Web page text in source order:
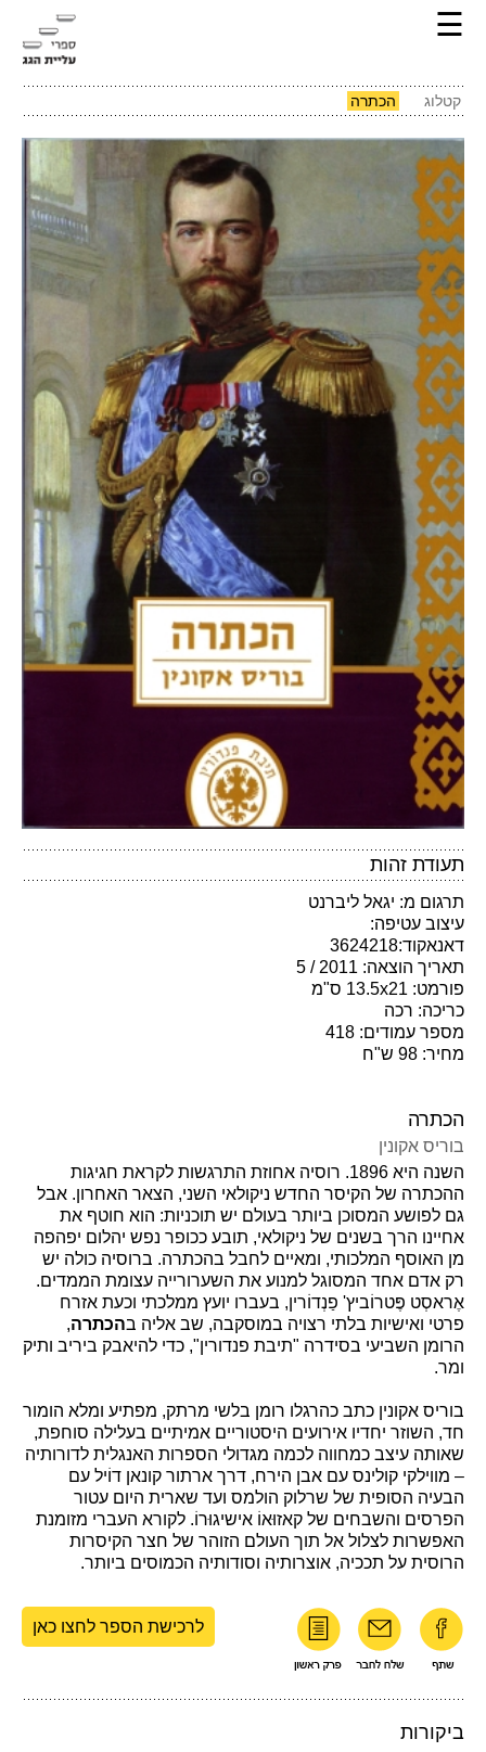
☰
קטלוג הכתרה
תעודת זהות
תרגום מ: יגאל ליברנט
עיצוב עטיפה:
דאנאקוד:3624218
תאריך הוצאה: 2011 / 5
פורמט: 13.5x21 ס"מ
כריכה: רכה
מספר עמודים: 418
מחיר: 98 ש"ח
הכתרה
בוריס אקונין
השנה היא 1896. רוסיה אחוזת התרגשות לקראת חגיגות
ההכתרה של הקיסר החדש ניקולאי השני, הצאר האחרון. אבל
גם לפושע המסוכן ביותר בעולם יש תוכניות: הוא חוטף את
אחיינו הרך בשנים של ניקולאי, תובע ככופר נפש יהלום יפהפה
מן האוסף המלכותי, ומאיים לחבל בהכתרה. ברוסיה כולה יש
רק אדם אחד המסוגל למנוע את השערורייה עצומת הממדים.
אֶראסְט פֶּטרוֹביץ' פַנְדוֹרין, בעברו יועץ ממלכתי וכעת אזרח
פרטי ואישיות בלתי רצויה במוסקבה, שב אליה בהכתרה,
הרומן השביעי בסידרה "תיבת פנדורין", כדי להיאבק ביריב ותיק
ומר.
בוריס אקונין כתב כהרגלו רומן בלשי מרתק, מפתיע ומלא הומור
חד, השוזר יחדיו אירועים היסטוריים אמיתיים בעלילה סוחפת,
שאותה עיצב כמחווה לכמה מגדולי הספרות האנגלית לדורותיה
– מווילקי קולינס עם אבן הירח, דרך ארתור קונאן דוֹיל עם
הבעיה הסופית של שרלוק הולמס ועד שארית היום עטור
הפרסים והשבחים של קאזוּאוֹ אישיגוּרוֹ. לקורא העברי מזומנת
האפשרות לצלול אל תוך העולם הזוהר של חצר הקיסרות
הרוסית על תככיה, אוצרותיה וסודותיה הכמוסים ביותר.
לרכישת הספר לחצו כאן
ביקורות